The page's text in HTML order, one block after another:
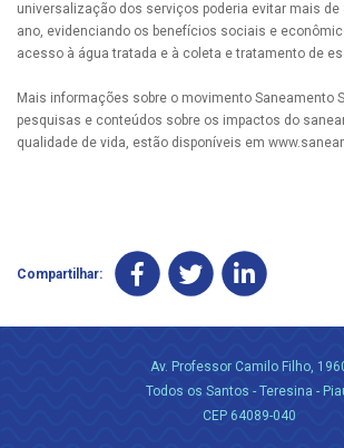
universalização dos serviços poderia evitar mais
ano, evidenciando os benefícios sociais e
acesso à água tratada e à coleta e tratamento de
Mais informações sobre o movimento Saneamento
pesquisas e conteúdos sobre os impactos do
qualidade de vida, estão disponíveis em
Compartilhar:
Av. Professor Camilo Filho,
Todos os Santos - Teresina -
CEP 64089-040